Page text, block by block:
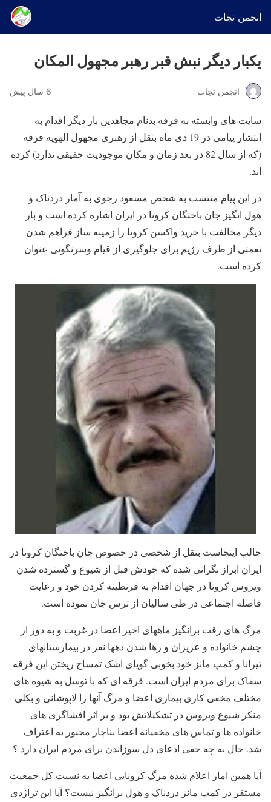
انجمن نجات
یکبار دیگر نبش قبر رهبر مجهول المکان
انجمن نجات 6 سال پیش
سایت های وابسته به فرقه بدنام مجاهدین بار دیگر اقدام به
انتشار پیامی در 19 دی ماه بنقل از رهبری مجهول الهویه فرقه
(که از سال 82 در بعد زمان و مکان موجودیت حقیقی ندارد) کرده
اند.
در این پیام منتسب به شخص مسعود رجوی به آمار دردناک و
هول انگیز جان باختگان کرونا در ایران اشاره کرده است و بار
دیگر مخالفت با خرید واکسن کرونا را زمینه ساز فراهم شدن
نعمتی از طرف رژیم برای جلوگیری از قیام وسرنگونی عنوان
کرده است.
جالب اینجاست بنقل از شخصی در خصوص جان باختگان کرونا در
ایران ابراز نگرانی شده که خودش قبل از شیوع و گسترده شدن
ویروس کرونا در جهان اقدام به قرنطینه کردن خود و رعایت
فاصله اجتماعی در طی سالیان از ترس جان نموده است.
مرگ های رقت برانگیز ماههای اخیر اعضا در غربت و به دور از
چشم خانواده و عزیزان و رها شدن دهها نفر در بیمارستانهای
تیرانا و کمپ مانز خود بخوبی گویای اشک تمساح ریختن این فرقه
سفاک برای مردم ایران است. فرقه ای که با توسل به شیوه های
مختلف مخفی کاری بیماری اعضا و مرگ آنها را لاپوشانی و بکلی
منکر شیوع ویروس در تشکیلاتش بود و بر اثر افشاگری های
خانواده ها و تماس های مخفیانه اعضا بناچار مجبور به اعتراف
شد. حال به چه حقی ادعای دل سوزاندن برای مردم ایران دارد ؟
آیا همین امار اعلام شده مرگ کرونایی اعضا به نسبت کل جمعیت
مستقر در کمپ مانز دردناک و هول برانگیز نیست؟ آیا این تراژدی